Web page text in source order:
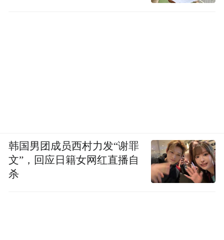
韩国男团成员西村力发“谢罪
文”，回应日籍女网红直播自
杀